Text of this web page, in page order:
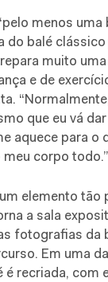
menos uma
do balé
muito
e de
que eu vá
aquece para o
meu corpo todo.”
elemento tão
a sala
fotografias da
Em uma
é recriada, com